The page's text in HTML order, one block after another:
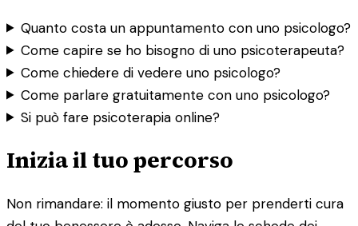
Quanto costa un appuntamento con uno psicologo?
Come capire se ho bisogno di uno psicoterapeuta?
Come chiedere di vedere uno psicologo?
Come parlare gratuitamente con uno psicologo?
Si può fare psicoterapia online?
Inizia il tuo percorso
Non rimandare: il momento giusto per prenderti cura